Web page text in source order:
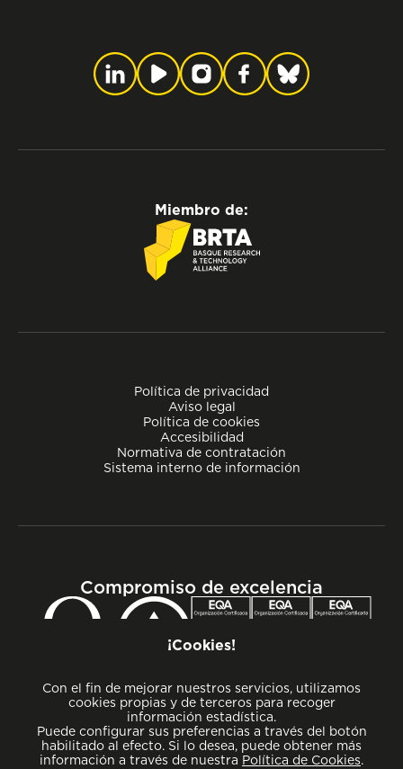
Política de privacidad
Aviso legal
Política de cookies
Accesibilidad
Normativa de contratación
Sistema interno de información
Miembro de:
Compromiso de excelencia
¡Cookies!
Con el fin de mejorar nuestros servicios, utilizamos
cookies propias y de terceros para recoger
información estadística.
Puede configurar sus preferencias a través del botón
habilitado al efecto. Si lo desea, puede obtener más
información a través de nuestra Política de Cookies.